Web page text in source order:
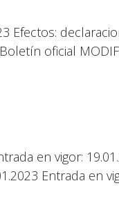
Efectos:
oficial
en vigor:
Entrada en